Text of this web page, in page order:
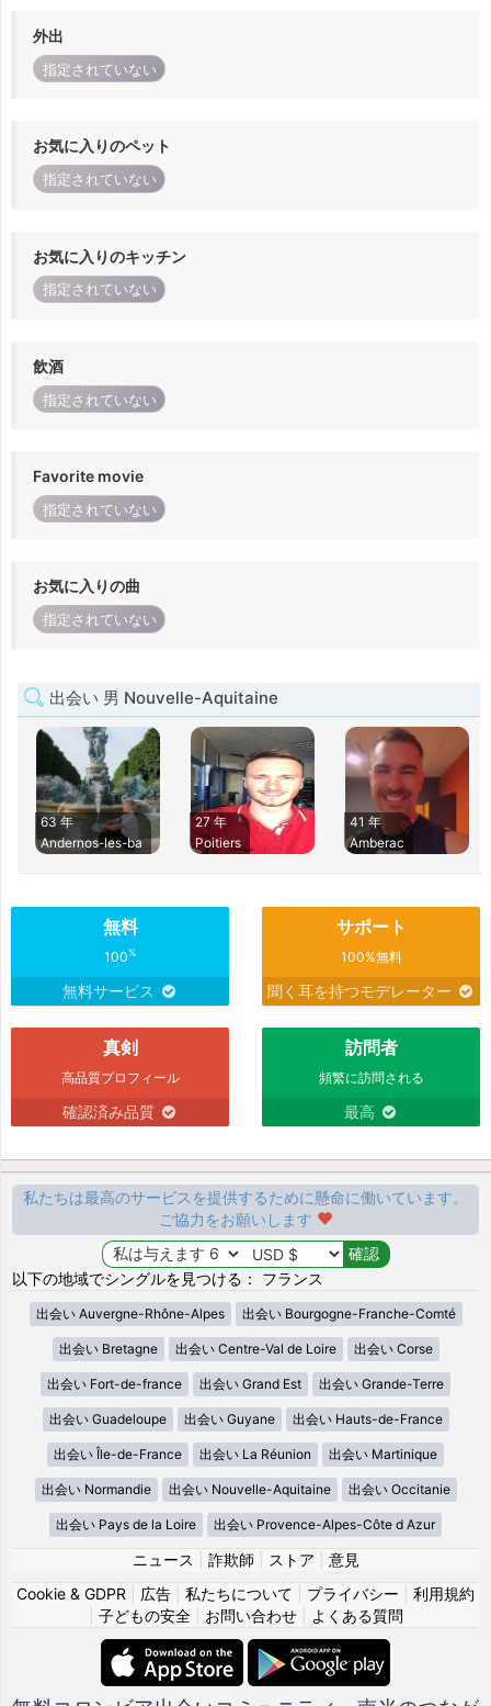
外出
指定されていない
お気に入りのペット
指定されていない
お気に入りのキッチン
指定されていない
飲酒
指定されていない
Favorite movie
指定されていない
お気に入りの曲
指定されていない
出会い 男 Nouvelle-Aquitaine
63 年
Andernos-les-ba
27 年
Poitiers
41 年
Amberac
無料
100%
無料サービス
サポート
100%無料
聞く耳を持つモデレーター
真剣
高品質プロフィール
確認済み品質
訪問者
頻繁に訪問される
最高
私たちは最高のサービスを提供するために懸命に働いています。
ご協力をお願いします
以下の地域でシングルを見つける： フランス
出会い Auvergne-Rhône-Alpes 出会い Bourgogne-Franche-Comté
出会い Bretagne 出会い Centre-Val de Loire 出会い Corse
出会い Fort-de-france 出会い Grand Est 出会い Grande-Terre
出会い Guadeloupe 出会い Guyane 出会い Hauts-de-France
出会い Île-de-France 出会い La Réunion 出会い Martinique
出会い Normandie 出会い Nouvelle-Aquitaine 出会い Occitanie
出会い Pays de la Loire 出会い Provence-Alpes-Côte d Azur
ニュース 詐欺師 ストア
意見
Cookie & GDPR
広告 私たちについて プライバシー
利用規約
子どもの安全| お問い合わせ| よくある質問